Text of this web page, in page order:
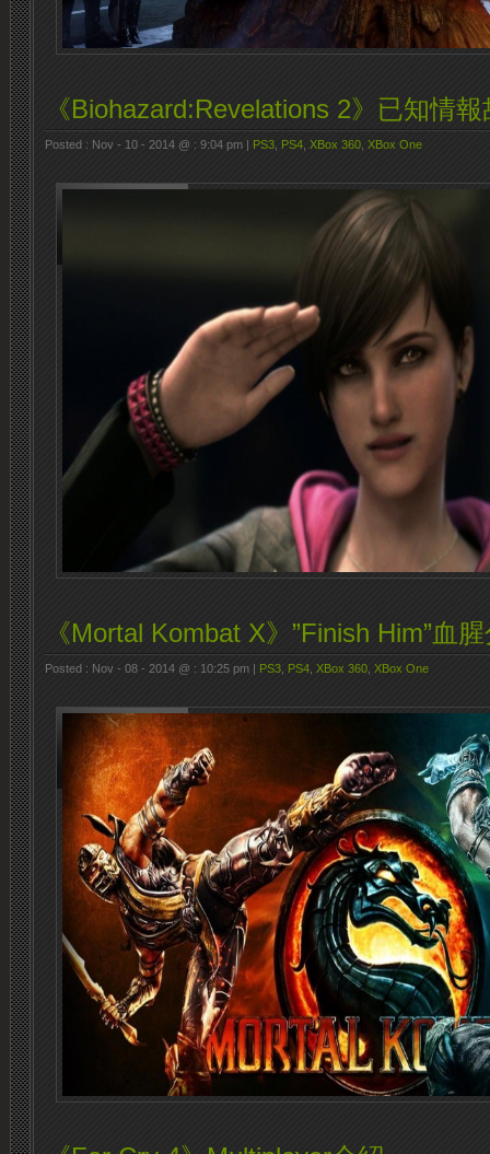
《Biohazard:Revelations 2》已知情
Posted : Nov - 10 - 2014 @ : 9:04 pm | PS3 PS4 XBox 360 XBox One
《Mortal Kombat X》”Finish Him”血
Posted : Nov - 08 - 2014 @ : 10:25 pm | PS3 PS4 XBox 360 XBox One